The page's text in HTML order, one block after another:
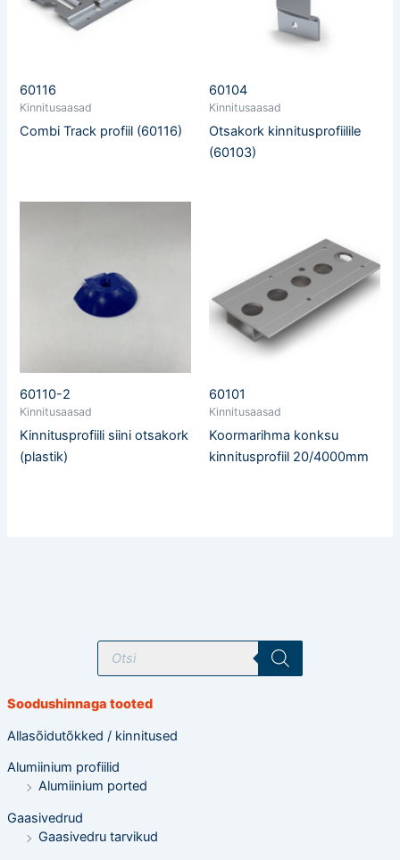
T
o
t
o
t
s
i
n
Soodushinnaga tooted
Allasõidutõkked / kinnitused
Alumiinium profiilid
Alumiinium ported
Gaasivedrud
Gaasivedru tarvikud
60116
Kinnitusaasad
Combi Track profiil (60116)
60104
Kinnitusaasad
Otsakork kinnitusprofiilile
(60103)
60110-2
Kinnitusaasad
Kinnitusprofiili siini otsakork
(plastik)
60101
Kinnitusaasad
Koormarihma konksu
kinnitusprofiil 20/4000mm